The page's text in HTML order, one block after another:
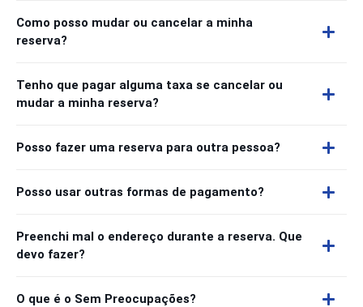
Como posso mudar ou cancelar a minha
reserva?
Tenho que pagar alguma taxa se cancelar ou
mudar a minha reserva?
Posso fazer uma reserva para outra pessoa?
Posso usar outras formas de pagamento?
Preenchi mal o endereço durante a reserva. Que
devo fazer?
O que é o Sem Preocupações?